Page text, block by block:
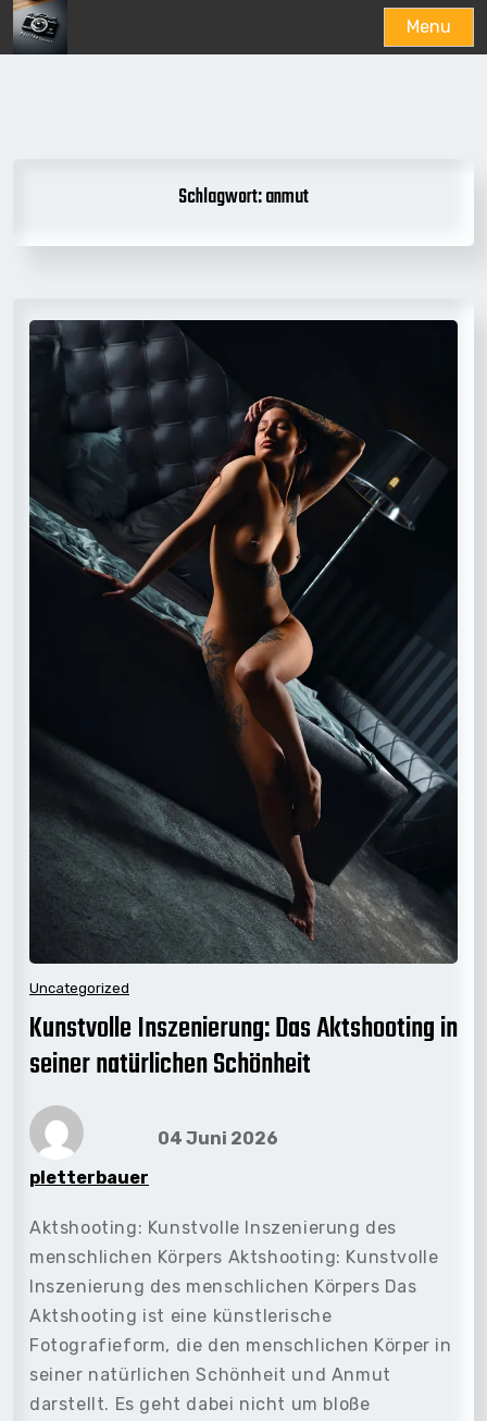
Menu
Schlagwort:anmut
Uncategorized
Kunstvolle Inszenierung: Das Aktshooting in
seiner natürlichen Schönheit
pletterbauer
04 Juni 2026
Aktshooting: Kunstvolle Inszenierung des
menschlichen Körpers Aktshooting: Kunstvolle
Inszenierung des menschlichen Körpers Das
Aktshooting ist eine künstlerische
Fotografieform, die den menschlichen Körper in
seiner natürlichen Schönheit und Anmut
darstellt. Es geht dabei nicht um bloße